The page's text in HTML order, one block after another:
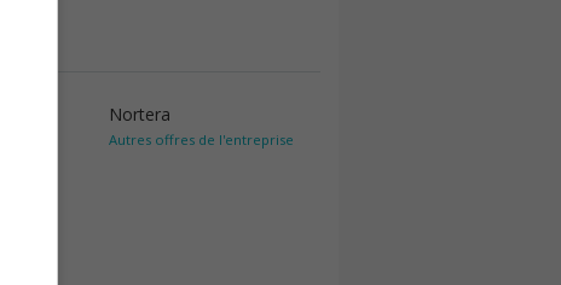
Nortera
Autres offres de l'entreprise